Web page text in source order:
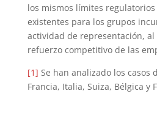
los mismos límites
existentes para los grupos
actividad de representación,
refuerzo competitivo de las
[1] Se han analizado los casos
Francia, Italia, Suiza, Bélgica y